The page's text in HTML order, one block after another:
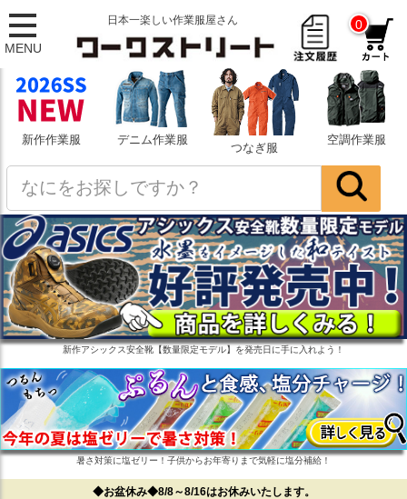
MENU
日本一楽しい作業服屋さん 0
新作作業服 デニム作業服
つなぎ服
空調作業服
新作アシックス安全靴【数量限定モデル】を発売日に手に入れよう！
暑さ対策に塩ゼリー！子供からお年寄りまで気軽に塩分補給！
◆お盆休み◆8/8～8/16はお休みいたします。